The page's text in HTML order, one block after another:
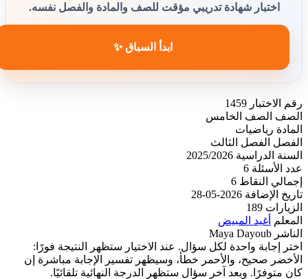
اختبار شهادة تدريبي مؤقت للصف والمادة والفصل نفسه.
ابدأ السباق ✨
رقم الاختبار 1459
الصف
الصف الخامس
المادة رياضيات
الفصل
الفصل الثالث
السنة الدراسية 2025/2026
عدد الأسئلة 6
إجمالي النقاط 6
تاريخ الإضافة 2026-05-28
الزيارات 189
المعلم
أغيد المبيض
الناشر Maya Dayoub
اختر إجابة واحدة لكل سؤال. عند الاختيار ستظهر النتيجة فورًا:
الأخضر صحيح، والأحمر خطأ، وسيظهر تفسير الإجابة مباشرة إن
كان متوفرًا. وبعد آخر سؤال ستظهر الدرجة النهائية تلقائيًا.